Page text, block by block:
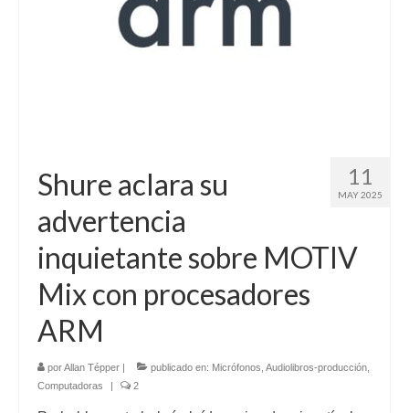
11
MAY 2025
Shure aclara su
advertencia
inquietante sobre MOTIV
Mix con procesadores
ARM
porAllan Tépper publicado en: Micrófonos Audiolibros-producción
Computadoras
2